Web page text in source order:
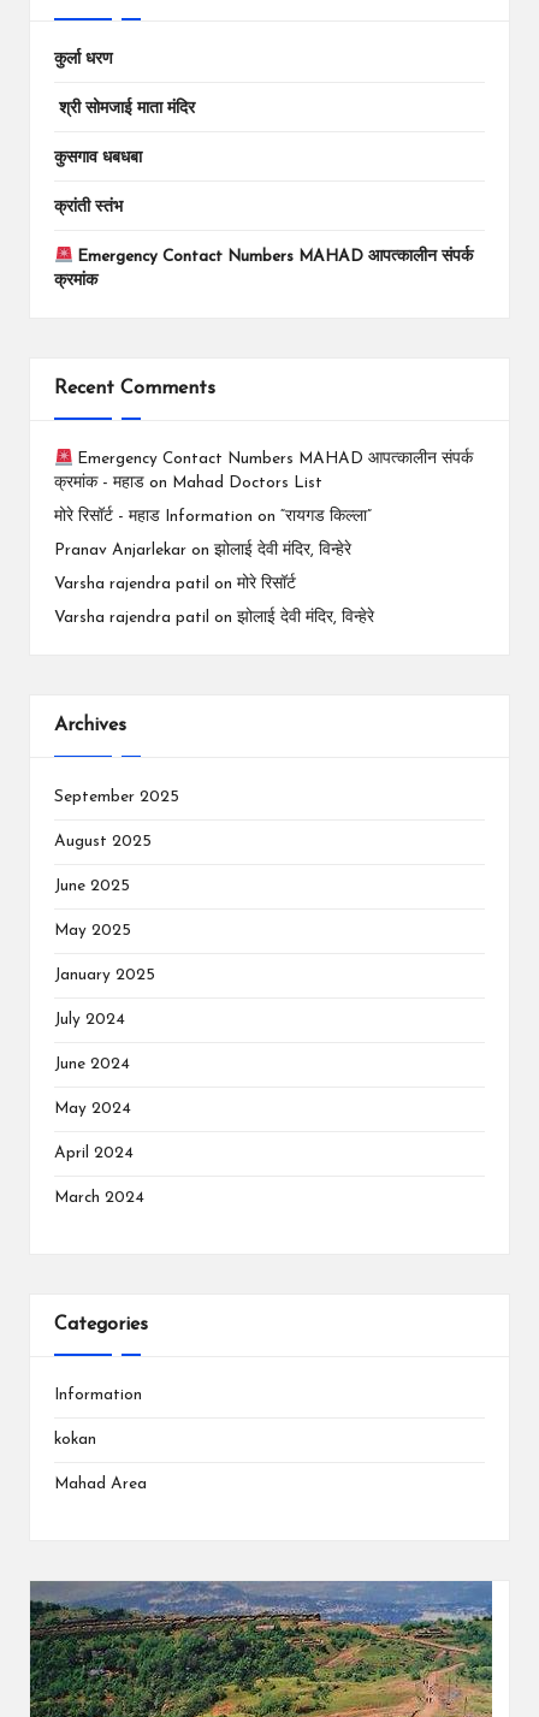
कुर्ला धरण
श्री सोमजाई माता मंदिर
कुसगाव धबधबा
क्रांती स्तंभ
Emergency Contact Numbers MAHAD आपत्कालीन संपर्क
क्रमांक
Recent Comments
Emergency Contact Numbers MAHAD आपत्कालीन संपर्क
क्रमांक - महाड on Mahad Doctors List
मोरे रिसॉर्ट - महाड Information on “रायगड किल्ला”
Pranav Anjarlekar on झोलाई देवी मंदिर, विन्हेरे
Varsha rajendra patil on मोरे रिसॉर्ट
Varsha rajendra patil on झोलाई देवी मंदिर, विन्हेरे
Archives
September 2025
August 2025
June 2025
May 2025
January 2025
July 2024
June 2024
May 2024
April 2024
March 2024
Categories
Information
kokan
Mahad Area